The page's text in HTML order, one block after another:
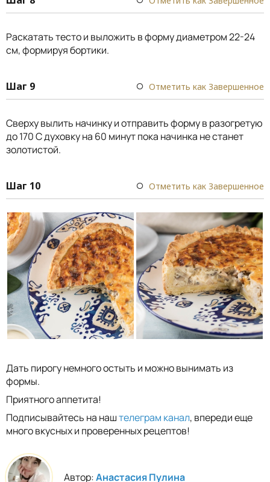
Раскатать тесто и выложить в форму диаметром 22-24
см, формируя бортики.
Шаг 9 Отметить как Завершенное
Сверху вылить начинку и отправить форму в разогретую
до 170 С духовку на 60 минут пока начинка не станет
золотистой.
Шаг 10 Отметить как Завершенное
Дать пирогу немного остыть и можно вынимать из
формы.
Приятного аппетита!
Подписывайтесь на наштелеграм канал, впереди еще
много вкусных и проверенных рецептов!
Автор:Анастасия Пулина